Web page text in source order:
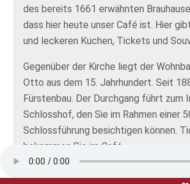
des bereits 1661 erwähnten
dass hier heute unser Café ist. Hier
und leckeren Kuchen, Tickets und
Gegenüber der Kirche liegt der
Otto aus dem 15. Jahrhundert. Seit
Fürstenbau. Der Durchgang führt zum
Schlosshof, den Sie im Rahmen einer
Schlossführung besichtigen können.
bekommen Sie im Café.